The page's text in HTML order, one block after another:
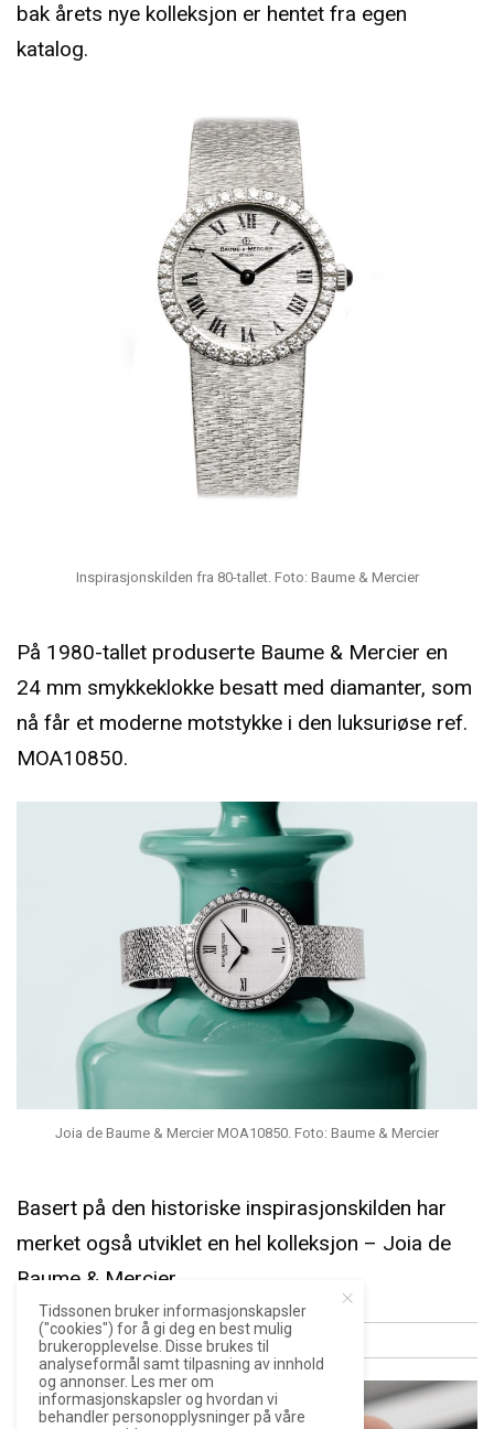
bak årets nye kolleksjon er hentet fra egen
katalog.
Inspirasjonskilden fra 80-tallet. Foto: Baume & Mercier
På 1980-tallet produserte Baume & Mercier en
24 mm smykkeklokke besatt med diamanter, som
nå får et moderne motstykke i den luksuriøse ref.
MOA10850.
Joia de Baume & Mercier MOA10850. Foto: Baume & Mercier
Basert på den historiske inspirasjonskilden har
merket også utviklet en hel kolleksjon – Joia de
Baume & Mercier.
ANNONSE
Tidssonen bruker informasjonskapsler
("cookies") for å gi deg en best mulig
brukeropplevelse. Disse brukes til
analyseformål samt tilpasning av innhold
og annonser. Les mer om
informasjonskapsler og hvordan vi
behandler personopplysninger på våre